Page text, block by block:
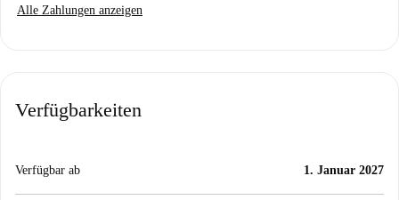
Alle Zahlungen anzeigen
Verfügbarkeiten
Verfügbar ab 1. Januar 2027